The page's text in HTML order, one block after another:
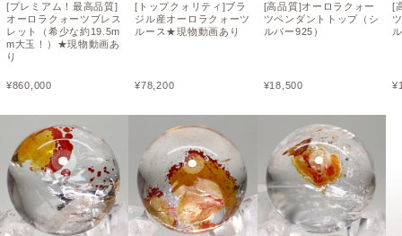
[プレミアム！最高品質]
オーロラクォーツブレス
レット（希少な約19.5m
m大玉！）★現物動画あ
り
¥860,000
[トップクォリティ]ブラ
ジル産オーロラクォーツ
ルース★現物動画あり
¥78,200
[高品質]オーロラクォー
ツペンダントトップ（シ
ルバー925）
¥18,500
[
¥